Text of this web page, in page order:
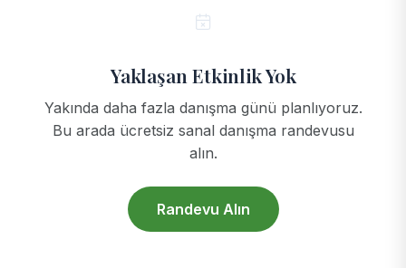
Yaklaşan Etkinlik Yok
Yakında daha fazla danışma günü planlıyoruz.
Bu arada ücretsiz sanal danışma randevusu
alın.
Randevu Alın